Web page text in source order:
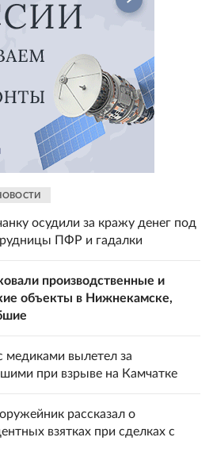
осудили за кражу денег под
ПФР и гадалки
производственные и
объекты в Нижнекамске,
медиками вылетел за
при взрыве на Камчатке
рассказал о
взятках при сделках с